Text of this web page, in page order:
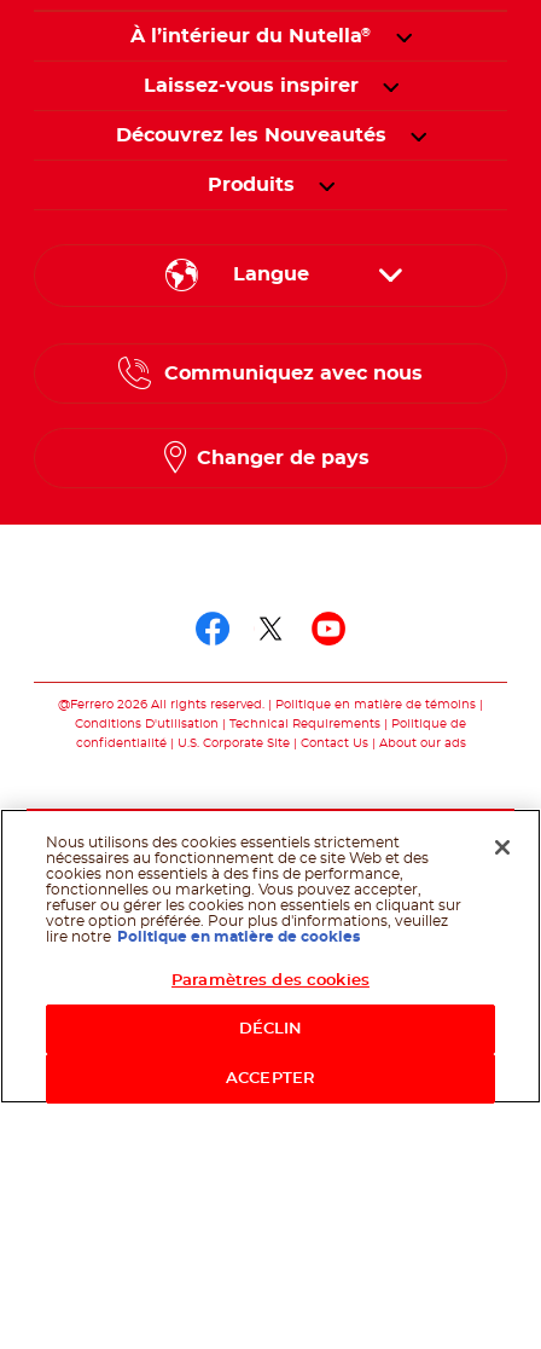
À l’intérieur du Nutella®
Laissez-vous inspirer
Découvrez les Nouveautés
Produits
Langue
Communiquez avec nous
Changer de pays
@Ferrero 2026 All rights reserved.
Politique en matière de témoins
Conditions D'utilisation
Technical Requirements
Politique de
confidentialité
U.S. Corporate Site Contact Us About our ads
Nous utilisons des cookies essentiels strictement
nécessaires au fonctionnement de ce site Web et des
cookies non essentiels à des fins de performance,
fonctionnelles ou marketing. Vous pouvez accepter,
refuser ou gérer les cookies non essentiels en cliquant sur
votre option préférée. Pour plus d'informations, veuillez
lire notre
Politique en matière de cookies
Paramètres des cookies
DÉCLIN
ACCEPTER